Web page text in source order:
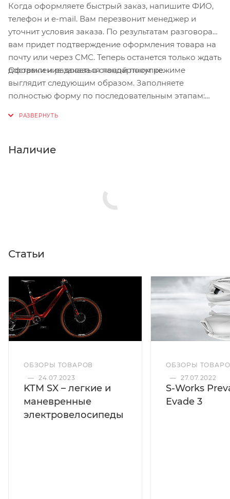
Когда оформляете быстрый заказ, напишите ФИО,
телефон и e-mail. Вам перезвонит менеджер и
уточнит условия заказа. По результатам разговора
вам придет подтверждение оформления товара на
почту или через СМС. Теперь останется только ждать
доставки и радоваться новой покупке.
Оформление заказа в стандартном режиме
выглядит следующим образом. Заполняете
полностью форму по последовательным этапам:
Нажмите кнопку «Оформить заказ».
Наличие
Статьи
ОБЗОРЫ ТОВАРОВ
— 24.07.2023
KTM SX – легкие и
маневренные
электровелосипеды
ОБЗОРЫ
— 27.07.2022
S-Works
Evade 3